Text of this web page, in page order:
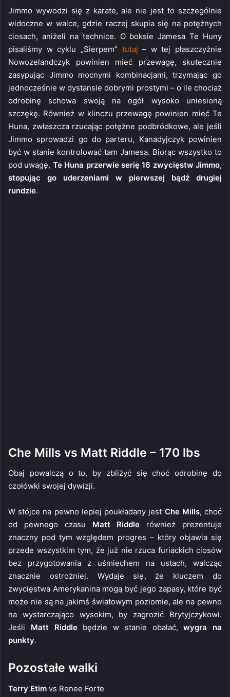
Jimmo wywodzi się z karate, ale nie jest to szczególnie
widoczne w walce, gdzie raczej skupia się na potężnych
ciosach, aniżeli na technice. O boksie Jamesa Te Huny
pisaliśmy w cyklu „Sierpem” tutaj – w tej płaszczyźnie
Nowozelandczyk powinien mieć przewagę, skutecznie
zasypując Jimmo mocnymi kombinacjami, trzymając go
jednocześnie w dystansie dobrymi prostymi – o ile chociaż
odrobinę schowa swoją na ogół wysoko uniesioną
szczękę. Również w klinczu przewagę powinien mieć Te
Huna, zwłaszcza rzucając potężne podbródkowe, ale jeśli
Jimmo sprowadzi go do parteru, Kanadyjczyk powinien
być w stanie kontrolować tam Jamesa. Biorąc wszystko to
pod uwagę, Te Huna przerwie serię 16 zwycięstw Jimmo,
stopując go uderzeniami w pierwszej bądź drugiej
rundzie.
Che Mills vs Matt Riddle – 170 lbs
Obaj powalczą o to, by zbliżyć się choć odrobinę do
czołówki swojej dywizji.
W stójce na pewno lepiej poukładany jest Che Mills, choć
od pewnego czasu Matt Riddle również prezentuje
znaczny pod tym względem progres – który objawia się
przede wszystkim tym, że już nie rzuca furiackich ciosów
bez przygotowania z uśmiechem na ustach, walcząc
znacznie ostrożniej. Wydaje się, że kluczem do
zwycięstwa Amerykanina mogą być jego zapasy, które być
może nie są na jakimś światowym poziomie, ale na pewno
na wystarczająco wysokim, by zagrozić Brytyjczykowi.
Jeśli Matt Riddlebędzie w stanie obalać,wygra na
punkty.
Pozostałe walki
Terry Etim vs Renee Forte